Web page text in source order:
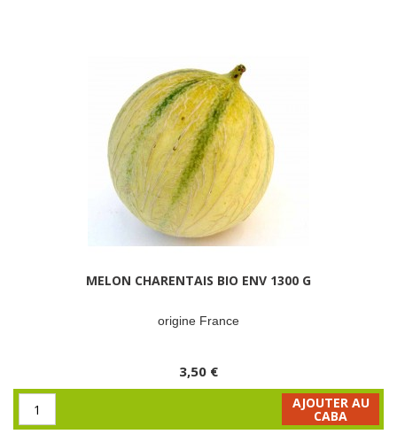
MELON CHARENTAIS BIO ENV 1300 G
origine France
3,50 €
AJOUTER AU
CABA